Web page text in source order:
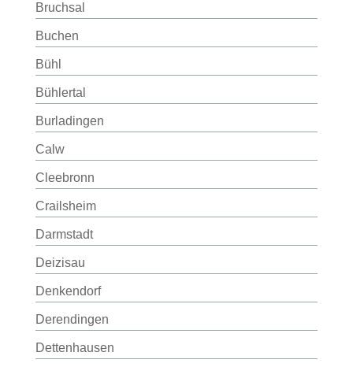
Bruchsal
Buchen
Bühl
Bühlertal
Burladingen
Calw
Cleebronn
Crailsheim
Darmstadt
Deizisau
Denkendorf
Derendingen
Dettenhausen